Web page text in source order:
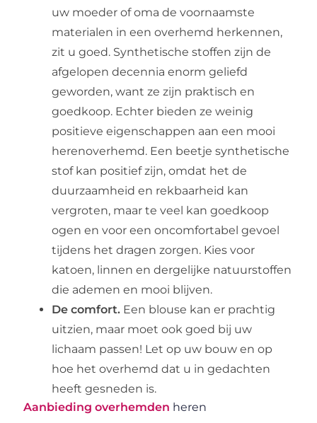
uw moeder of oma de voornaamste
materialen in een overhemd herkennen,
zit u goed. Synthetische stoffen zijn de
afgelopen decennia enorm geliefd
geworden, want ze zijn praktisch en
goedkoop. Echter bieden ze weinig
positieve eigenschappen aan een mooi
herenoverhemd. Een beetje synthetische
stof kan positief zijn, omdat het de
duurzaamheid en rekbaarheid kan
vergroten, maar te veel kan goedkoop
ogen en voor een oncomfortabel gevoel
tijdens het dragen zorgen. Kies voor
katoen, linnen en dergelijke natuurstoffen
die ademen en mooi blijven.
De comfort. Een blouse kan er prachtig
uitzien, maar moet ook goed bij uw
lichaam passen! Let op uw bouw en op
hoe het overhemd dat u in gedachten
heeft gesneden is.
Aanbieding overhemden heren